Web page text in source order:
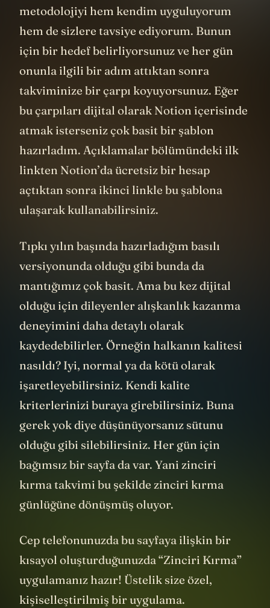
metodolojiyi hem kendim uyguluyorum
hem de sizlere tavsiye ediyorum. Bunun
için bir hedef belirliyorsunuz ve her gün
onunla ilgili bir adım attıktan sonra
takviminize bir çarpı koyuyorsunuz. Eğer
bu çarpıları dijital olarak Notion içerisinde
atmak isterseniz çok basit bir şablon
hazırladım. Açıklamalar bölümündeki ilk
linkten Notion’da ücretsiz bir hesap
açtıktan sonra ikinci linkle bu şablona
ulaşarak kullanabilirsiniz.
Tıpkı yılın başında hazırladığım basılı
versiyonunda olduğu gibi bunda da
mantığımız çok basit. Ama bu kez dijital
olduğu için dileyenler alışkanlık kazanma
deneyimini daha detaylı olarak
kaydedebilirler. Örneğin halkanın kalitesi
nasıldı? Iyi, normal ya da kötü olarak
işaretleyebilirsiniz. Kendi kalite
kriterlerinizi buraya girebilirsiniz. Buna
gerek yok diye düşünüyorsanız sütunu
olduğu gibi silebilirsiniz. Her gün için
bağımsız bir sayfa da var. Yani zinciri
kırma takvimi bu şekilde zinciri kırma
günlüğüne dönüşmüş oluyor.
Cep telefonunuzda bu sayfaya ilişkin bir
kısayol oluşturduğunuzda “Zinciri Kırma”
uygulamanız hazır! Üstelik size özel,
kişiselleştirilmiş bir uygulama.